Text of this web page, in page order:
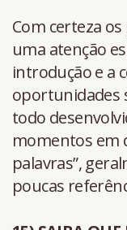
Com certeza
uma atenção
introdução e a
oportunidades
todo
momentos em
palavras”,
poucas